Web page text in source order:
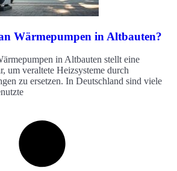
Wärmepumpen in Altbauten?
in Altbauten stellt eine
um veraltete Heizsysteme durch
zu ersetzen. In Deutschland sind viele